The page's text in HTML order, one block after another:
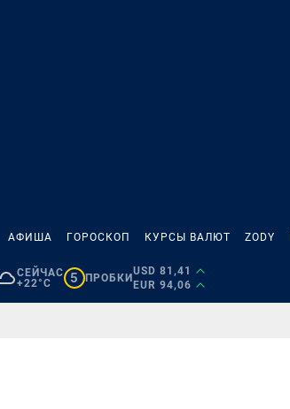
АФИША ГОРОСКОП КУРСЫ ВАЛЮТ ZODY
СЕЙЧАС
+22°C
5 ПРОБКИ
USD 81,41
EUR 94,06